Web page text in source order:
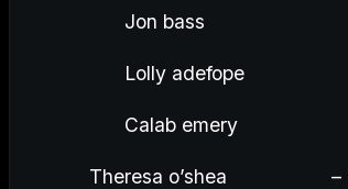
Jon bass –
Lolly adefope –
Calab emery –
Theresa o’shea –